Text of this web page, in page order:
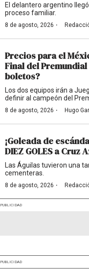
El delantero argentino
proceso familiar.
8 de agosto, 2026 ·
Precios para el
Final del
boletos?
Los dos equipos irán a
definir al campeón del
8 de agosto, 2026 · Hugo
¡Goleada de
DIEZ GOLES a Cruz
Las Águilas tuvieron una
cementeras.
8 de agosto, 2026 ·
PUBLICIDAD
PUBLICIDAD